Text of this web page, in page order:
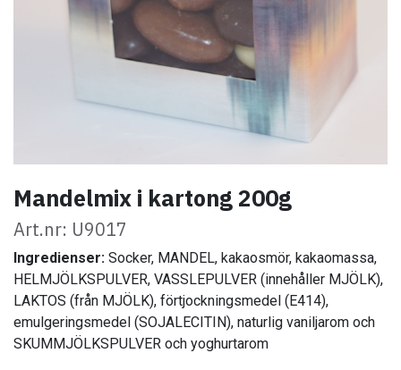
Mandelmix i kartong 200g
Art.nr: U9017
Ingredienser: Socker, MANDEL, kakaosmör, kakaomassa,
HELMJÖLKSPULVER, VASSLEPULVER (innehåller MJÖLK),
LAKTOS (från MJÖLK), förtjockningsmedel (E414),
emulgeringsmedel (SOJALECITIN), naturlig vaniljarom och
SKUMMJÖLKSPULVER och yoghurtarom